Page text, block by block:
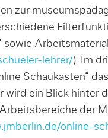
zur
sowie
lehrer/). Im
Schaukasten“
wird ein Blick hinter
der
online-